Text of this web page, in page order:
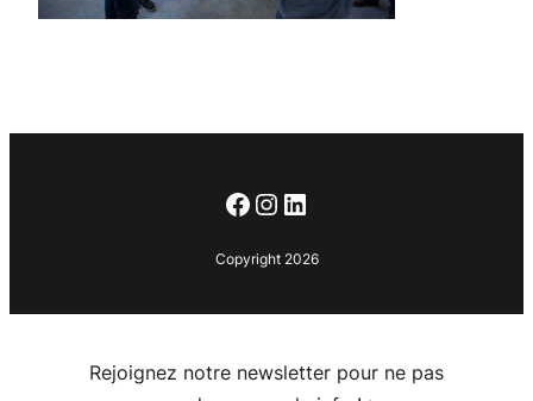
Facebook
Instagram
LinkedIn
Copyright 2026
Rejoignez notre newsletter pour ne pas